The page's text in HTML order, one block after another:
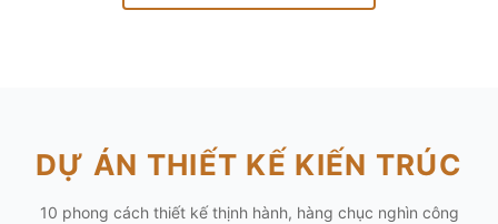
DỰ ÁN THIẾT KẾ KIẾN TRÚC
10 phong cách thiết kế thịnh hành, hàng chục nghìn công